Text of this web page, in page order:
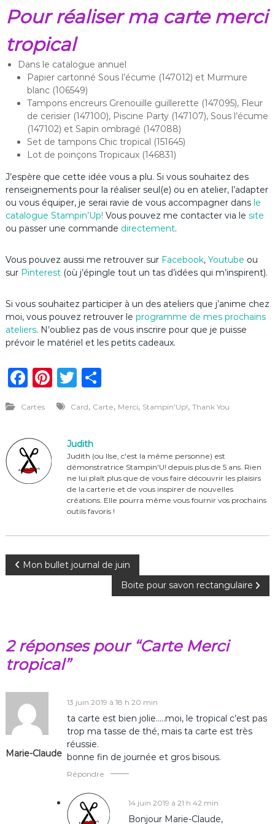
Pour réaliser ma carte merci
tropical
Dans le catalogue annuel
Papier cartonné Sous l’écume (147012) et Murmure
blanc (106549)
Tampons encreurs Grenouille guillerette (147095), Fleur
de cerisier (147100), Piscine Party (147107), Sous l’écume
(147102) et Sapin ombragé (147088)
Set de tampons Chic tropical (151645)
Lot de poinçons Tropicaux (146831)
J’espère que cette idée vous a plu. Si vous souhaitez des
renseignements pour la réaliser seul(e) ou en atelier, l’adapter
ou vous équiper, je serai ravie de vous accompagner dans le
catalogue Stampin’Up! Vous pouvez me contacter via le site
ou passer une commande directement.
Vous pouvez aussi me retrouver sur Facebook, Youtube ou
sur Pinterest (où j’épingle tout un tas d’idées qui m’inspirent).
Si vous souhaitez participer à un des ateliers que j’anime chez
moi, vous pouvez retrouver le programme de mes prochains
ateliers. N’oubliez pas de vous inscrire pour que je puisse
prévoir le matériel et les petits cadeaux.
F
c
e
b
o
Pi
n
te
re
st
T
it
te
r
P
ta
er
Cartes Card, Carte, Merci, Stampin'Up!, Thank You
Judith
Judith (ou Ilse, c'est la même personne) est
démonstratrice Stampin'U! depuis plus de 5 ans. Rien
ne lui plaît plus que de vous faire découvrir les plaisirs
de la carterie et de vous inspirer de nouvelles
créations. Elle pourra même vous fournir vos prochains
outils favoris !
N
i
t
i
Mon bullet journal de juin
Boite pour savon rectangulaire
2 réponses pour “Carte Merci
tropical”
Marie-Claude
13 juin 2019 à 18 h 20 min
ta carte est bien jolie…..moi, le tropical c’est pas
trop ma tasse de thé, mais ta carte est très
réussie.
bonne fin de journée et gros bisous.
Répondre
14 juin 2019 à 21 h 42 min
Bonjour Marie-Claude,